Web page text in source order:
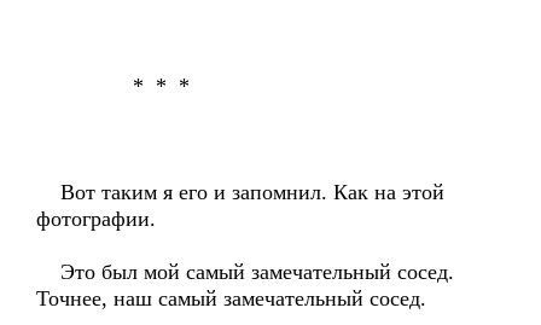
* * *
Вот таким я его и запомнил. Как на этой
фотографии.
Это был мой самый замечательный сосед.
Точнее, наш самый замечательный сосед.